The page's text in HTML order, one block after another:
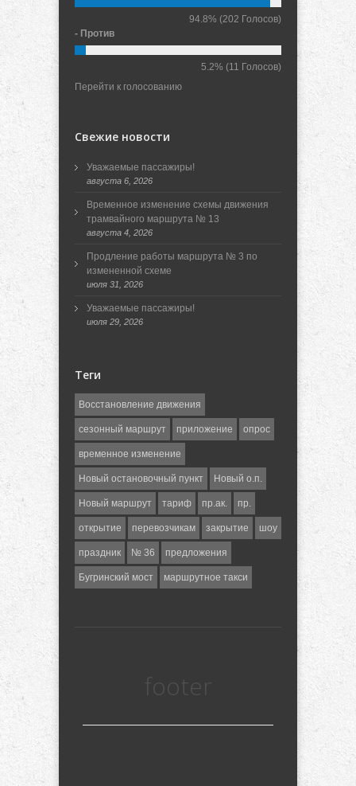
94.8% (202 Голосов)
- Против
5.2% (11 Голосов)
Перейти к голосованию
Свежие новости
Уважаемые пассажиры!
августа 6, 2026
Временное изменение схемы движения
трамвайного маршрута № 13
августа 4, 2026
Продление работы маршрута № 3 по
измененной схеме
июля 31, 2026
Уважаемые пассажиры!
июля 29, 2026
Теги
Восстановление движения
сезонный маршрут приложение опрос
временное изменение
Новый остановочный пункт Новый о.п.
Новый маршрут тариф пр.ак. пр.
открытие перевозчикам закрытие шоу
праздник № 36 предложения
Бугринский мост маршрутное такси
footer